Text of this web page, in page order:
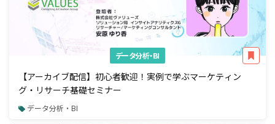
データ分析・BI
【アーカイブ配信】初心者歓迎！実例で学ぶマーケティン
グ・リサーチ基礎セミナー
データ分析・BI